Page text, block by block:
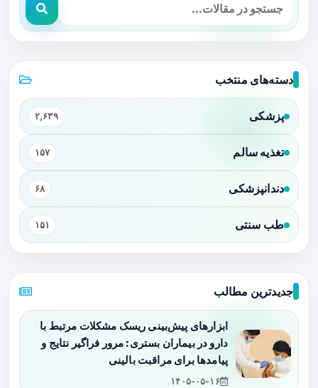
دسته‌های منتخب
پزشکی ۲,۶۳۹
تغذیه سالم ۱۵۷
دندانپزشکی ۶۸
طب سنتی ۱۵۱
جدیدترین مطالب
ابزارهای پیش‌بینی ریسک مشکلات مرتبط با
دارو در بیماران بستری: مرور فراگیر نتایج و
پیامدها برای مراقبت بالینی
۱۴۰۵-۰۵-۱۶